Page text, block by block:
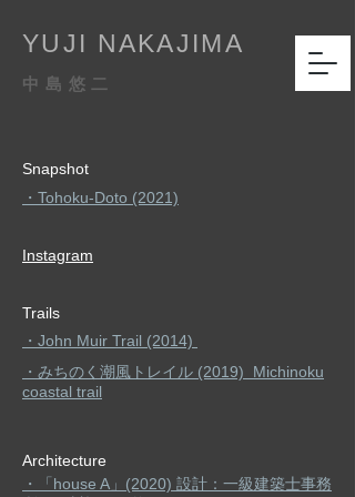
YUJI NAKAJIMA
中 島 悠 二
Snapshot
・Tohoku-Doto (2021)
Instagram​
Trails
・John Muir Trail (2014)
・みちのく潮風トレイル (2019) Michinoku
coastal trail
​Architecture
​・「house A」(2020) 設計：一級建築士事務